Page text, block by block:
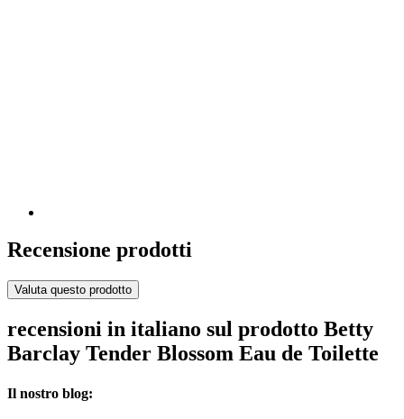
Recensione prodotti
Valuta questo prodotto
recensioni in italiano sul prodotto Betty
Barclay Tender Blossom Eau de Toilette
Il nostro blog: